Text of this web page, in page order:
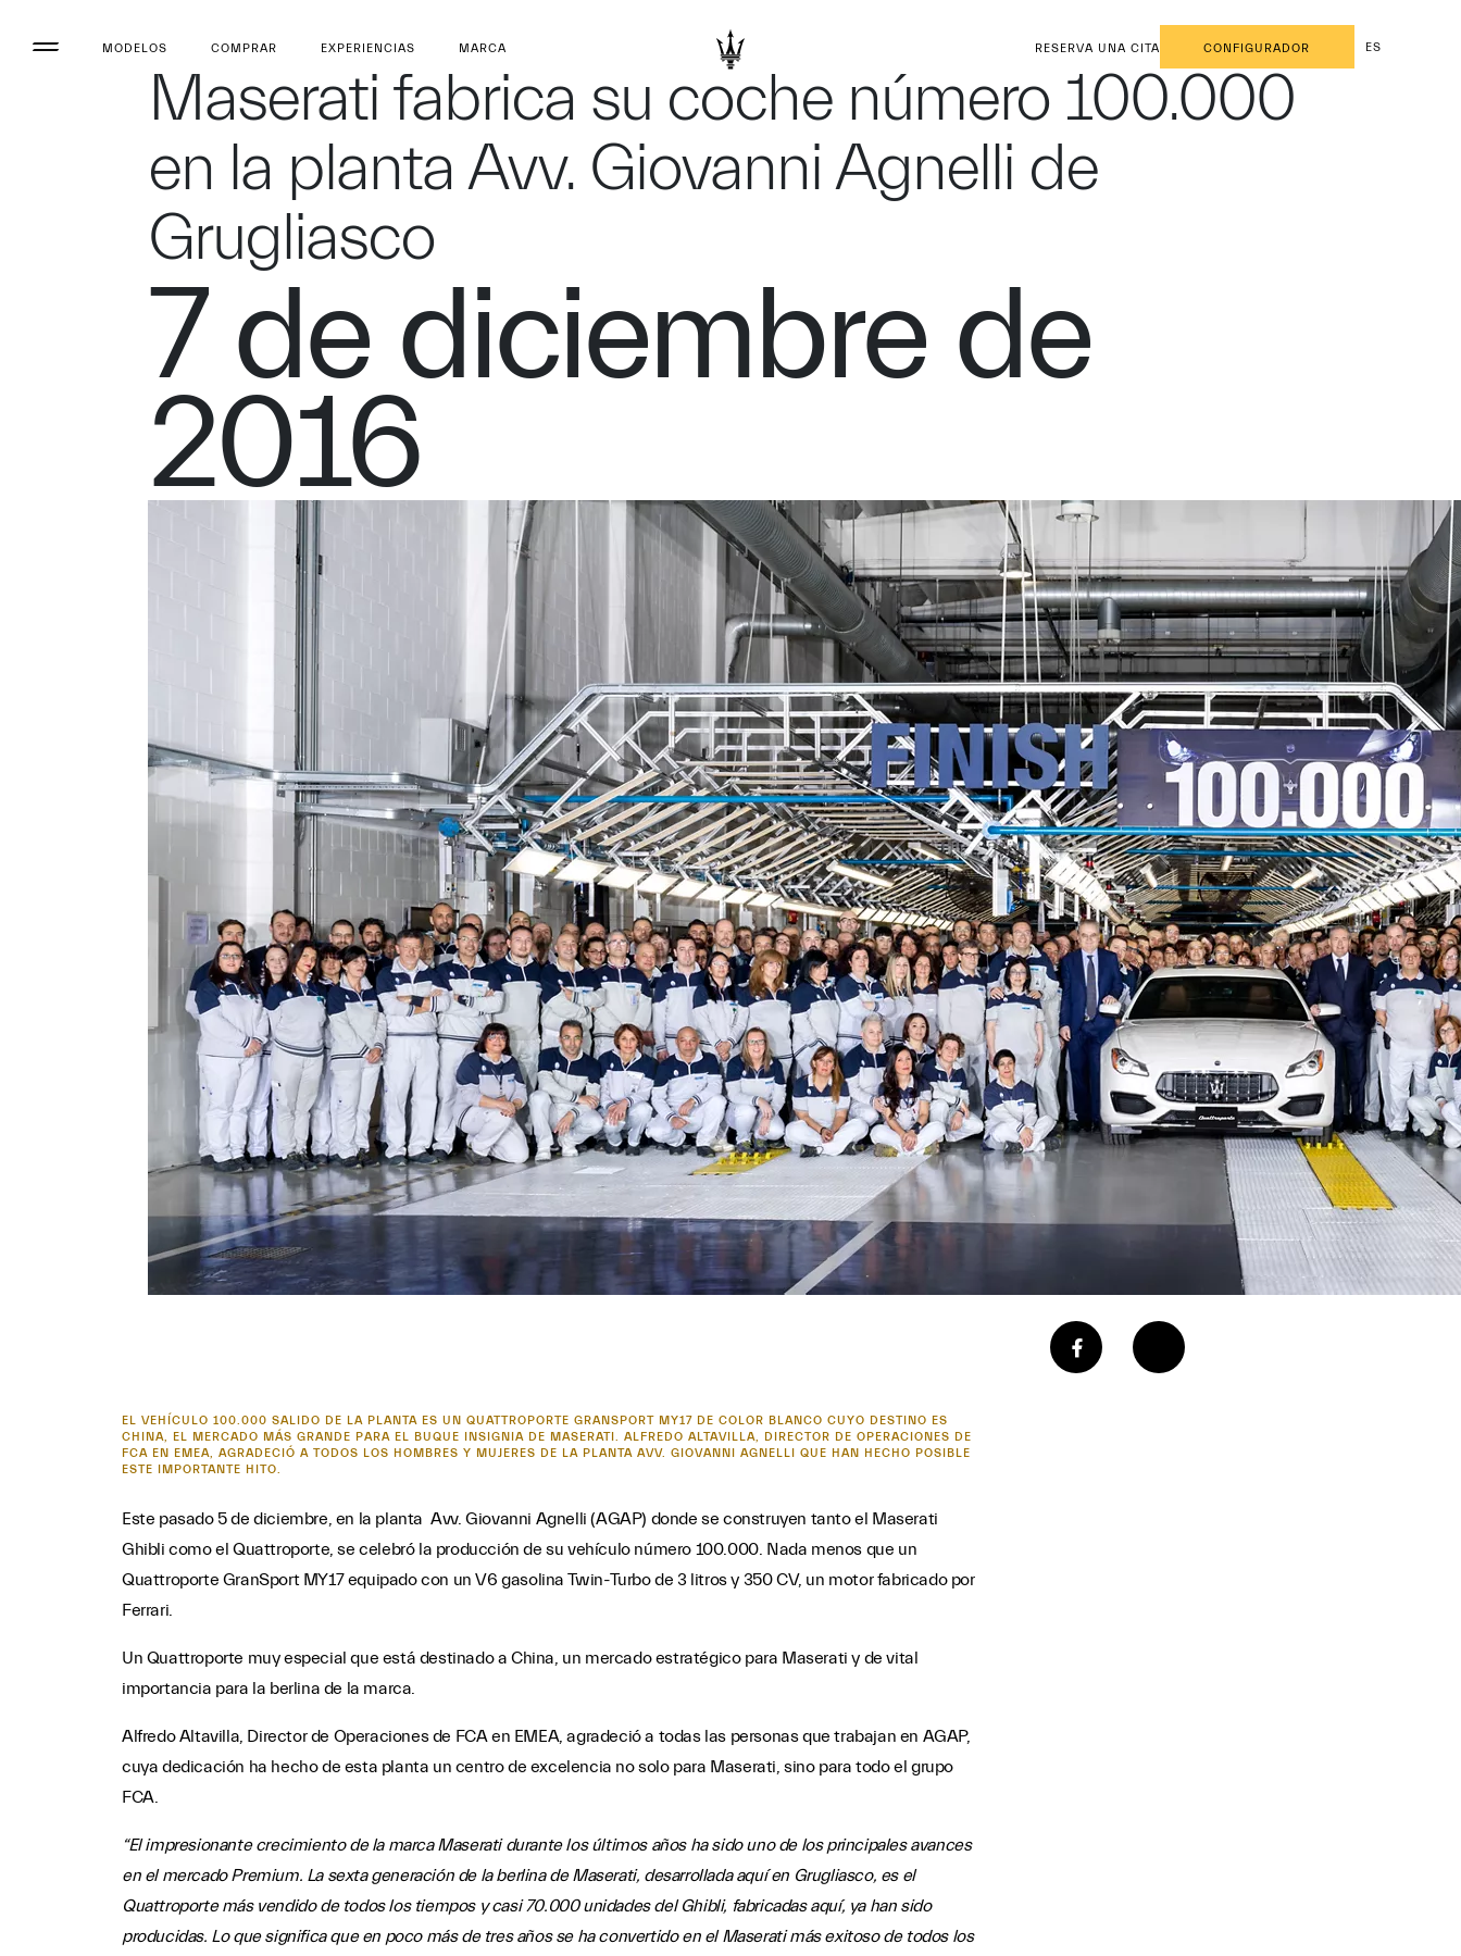
MODELOS COMPRAR EXPERIENCIAS MARCA RESERVA UNA CITA CONFIGURADOR ES
Maserati fabrica su coche número 100.000
en la planta Avv. Giovanni Agnelli de
Grugliasco
7 de diciembre de
2016
EL VEHÍCULO 100.000 SALIDO DE LA PLANTA ES UN QUATTROPORTE GRANSPORT MY17 DE COLOR BLANCO CUYO DESTINO ES
CHINA, EL MERCADO MÁS GRANDE PARA EL BUQUE INSIGNIA DE MASERATI. ALFREDO ALTAVILLA, DIRECTOR DE OPERACIONES DE
FCA EN EMEA, AGRADECIÓ A TODOS LOS HOMBRES Y MUJERES DE LA PLANTA AVV. GIOVANNI AGNELLI QUE HAN HECHO POSIBLE
ESTE IMPORTANTE HITO.
Este pasado 5 de diciembre, en la planta Avv. Giovanni Agnelli (AGAP) donde se construyen tanto el Maserati
Ghibli como el Quattroporte, se celebró la producción de su vehículo número 100.000. Nada menos que un
Quattroporte GranSport MY17 equipado con un V6 gasolina Twin-Turbo de 3 litros y 350 CV, un motor fabricado por
Ferrari.
Un Quattroporte muy especial que está destinado a China, un mercado estratégico para Maserati y de vital
importancia para la berlina de la marca.
Alfredo Altavilla, Director de Operaciones de FCA en EMEA, agradeció a todas las personas que trabajan en AGAP,
cuya dedicación ha hecho de esta planta un centro de excelencia no solo para Maserati, sino para todo el grupo
FCA.
“El impresionante crecimiento de la marca Maserati durante los últimos años ha sido uno de los principales avances
en el mercado Premium. La sexta generación de la berlina de Maserati, desarrollada aquí en Grugliasco, es el
Quattroporte más vendido de todos los tiempos y casi 70.000 unidades del Ghibli, fabricadas aquí, ya han sido
producidas. Lo que significa que en poco más de tres años se ha convertido en el Maserati más exitoso de todos los